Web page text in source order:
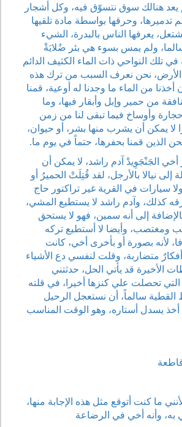
يعد هنالك سوق نتسوّق فيه، وكل أشجار
تدميرها، وحرقها بواسطة مادة تلقيها
يعرفها الناس بالبدرة، الشيء
ولم يمس بسوء هي بئر ضُلايَةْ
في تلك النواحي ذات الماء الكثيف الدائم
نحن نعرف السبب من ترك هذه
أخذنا من الماء ما وجدنا له أوعية، قمنا
من حمير وإبل وأبقار فيها، وما
وأوساخ فيما تبقى لنا من زمن
لا يمكن أن يشرب منها بشر، أو حيوان،
الذين قمنا بحفرها، حتماً في يوم ما.
الجَنْجَوِيدْ آدم راشد، لا يمكن أن
إلى نيالا بالأرجل، لقد قُتِلَتْ الحميرُ أو
سيارات في القرية غير تراكتور حاج
كذلك، وآدم راشد لا يستطيع المشي،
إلى أنه سمين، فهو لا يستحق
ومغتصب، وأيضا لا أستطيع تركه
لأنه بصورة أو بأخرى أخي، كانت
متضاربة، وقلت لنفسي دع الأشياء
الأخيرة قد يأتي الحل، حدثتني
تحصلت علي كنزها أخيرا، في قلته
سالماً، أن نستعجل الرحيل
يسدل أستاره، وهو الوقت المناسب
ما كنت أتوقع مثل هذه الإجابة منها،
وأنه أخي في الرضاعة